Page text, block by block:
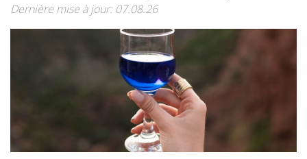
Dernière mise à jour: 07.08.26